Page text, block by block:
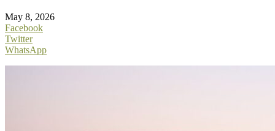
May 8, 2026
Facebook
Twitter
WhatsApp